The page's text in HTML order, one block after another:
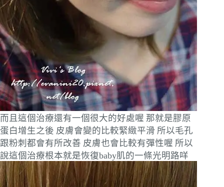
而且這個治療還有一個很大的好處喔 那就是膠原
蛋白增生之後 皮膚會變的比較緊緻平滑 所以毛孔
跟粉刺都會有所改善 皮膚也會比較有彈性喔 所以
說這個治療根本就是恢復baby肌的一條光明路咩